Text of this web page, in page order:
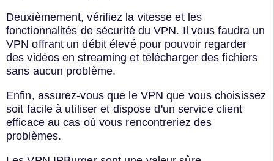
Deuxièmement, vérifiez la vitesse et les
fonctionnalités de sécurité du VPN. Il vous faudra un
VPN offrant un débit élevé pour pouvoir regarder
des vidéos en streaming et télécharger des fichiers
sans aucun problème.
Enfin, assurez-vous que le VPN que vous choisissez
soit facile à utiliser et dispose d'un service client
efficace au cas où vous rencontreriez des
problèmes.